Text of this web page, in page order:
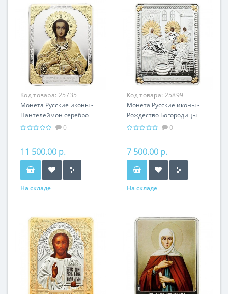
Код товара: 25735
Монета Русские иконы -
Пантелеймон серебро
25.00 гр - православный
0
11 500.00 р.
На складе
Код товара: 25899
Монета Русские иконы -
Рождество Богородицы
серебро 25.00 гр -
0
7 500.00 р.
На складе